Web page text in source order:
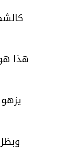
هذا